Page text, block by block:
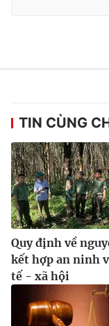
TIN CÙNG
Quy định về
kết hợp an ninh
tế - xã hội